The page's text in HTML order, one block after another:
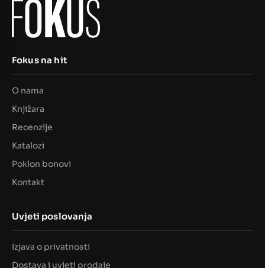
Fokus na hit
O nama
Knjižara
Recenzije
Katalozi
Poklon bonovi
Kontakt
Uvjeti poslovanja
Izjava o privatnosti
Dostava i uvjeti prodaje